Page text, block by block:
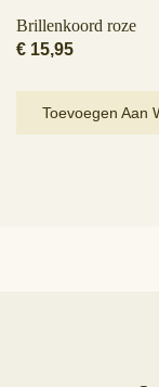
Brillenkoord roze
€ 15,95
Toevoegen Aan